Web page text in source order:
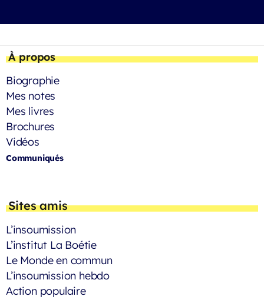
À propos
Biographie
Mes notes
Mes livres
Brochures
Vidéos
Communiqués
Sites amis
L’insoumission
L’institut La Boétie
Le Monde en commun
L’insoumission hebdo
Action populaire